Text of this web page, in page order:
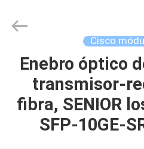
EN
CASA
PRODUCTOS
Equipment
Reserved.
Cisco
Enebro óptico
transmisor-
fibra, SENIOR
SFP-10GE-